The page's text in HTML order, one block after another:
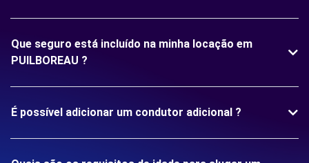
Que seguro está incluído na minha locação em
PUILBOREAU ?
É possível adicionar um condutor adicional ?